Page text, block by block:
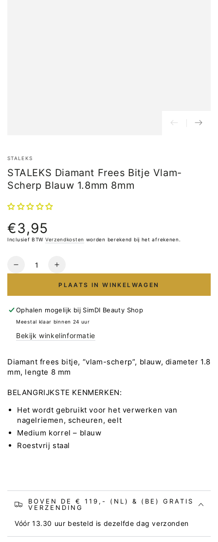
STALEKS
STALEKS Diamant Frees Bitje Vlam-
Scherp Blauw 1.8mm 8mm
Normale
prijs
€3,95
Inclusief BTW Verzendkosten worden berekend bij het afrekenen.
Hoeveelheid
Verlaag
STALEKS
Diamant
Bitje
Scherp
Blauw
8mm
Verhoog
aantal
STALEKS
Diamant
Bitje
Scherp
Blauw
8mm
PLAATS IN WINKELWAGEN
Ophalen mogelijk bij SimDI Beauty Shop
Meestal klaar binnen 24 uur
Bekijk winkelinformatie
Diamant frees bitje, “vlam-scherp”, blauw, diameter 1.8
mm, lengte 8 mm
BELANGRIJKSTE KENMERKEN:
Het wordt gebruikt voor het verwerken van
nagelriemen, scheuren, eelt
Medium korrel – blauw
Roestvrij staal
BOVEN DE € 119,- (NL) & (BE) GRATIS
VERZENDING
Vóór 13.30 uur besteld is dezelfde dag verzonden